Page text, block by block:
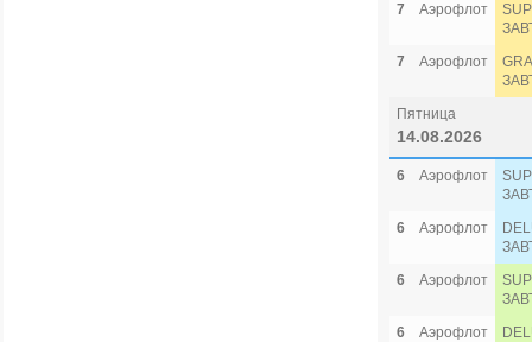
7
Аэрофлот
7
Аэрофлот
Пятница
14.08.2026
6 Аэрофлот
6
Аэрофлот
6
Аэрофлот
6
Аэрофлот